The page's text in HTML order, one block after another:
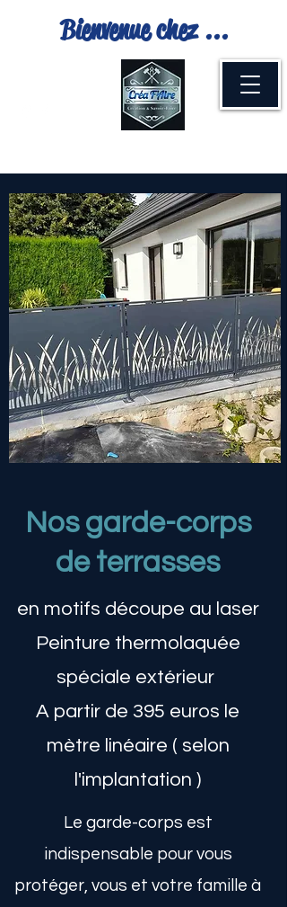
Bienvenue chez ...
Nos garde-corps
de terrasses
en motifs découpe au laser
Peinture thermolaquée
spéciale extérieur
A partir de 395 euros le
mètre linéaire ( selon
l'implantation )
Le garde-corps est
indispensable pour vous
protéger, vous et votre famille à